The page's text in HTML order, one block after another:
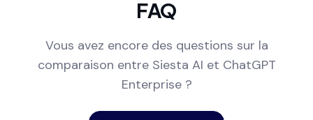
FAQ
Vous avez encore des questions sur la
comparaison entre Siesta AI et ChatGPT
Enterprise ?